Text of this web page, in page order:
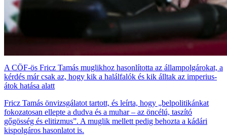
A CÖF-ös Fricz Tamás muglikhoz hasonlította az állampolgárokat, a
kérdés már csak az, hogy kik a halálfalók és kik álltak az imperius-
átok hatása alatt
Fricz Tamás önvizsgálatot tartott, és leírta, hogy „belpolitikánkat
fokozatosan ellepte a dudva és a muhar – az öncélú, taszító
gőgösség és elitizmus”. A muglik mellett pedig behozta a kádári
kispolgáros hasonlatot is.